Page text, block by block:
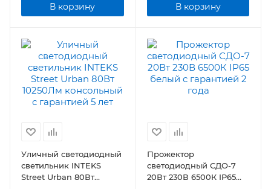
В корзину В корзину
Уличный светодиодный
светильник INTEKS
Street Urban 80Вт
Прожектор
светодиодный СДО-7
20Вт 230В 6500К IP65